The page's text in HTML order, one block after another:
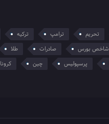
تحریم ترامپ ترکیه
شاخص بورس صادرات طلا
پرسپولیس چین کرونا